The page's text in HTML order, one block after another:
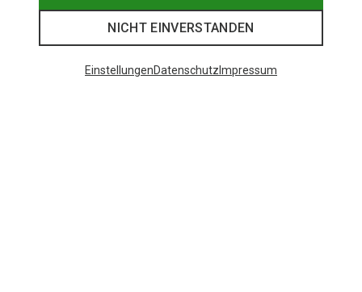
NICHT EINVERSTANDEN
EinstellungenDatenschutz Impressum